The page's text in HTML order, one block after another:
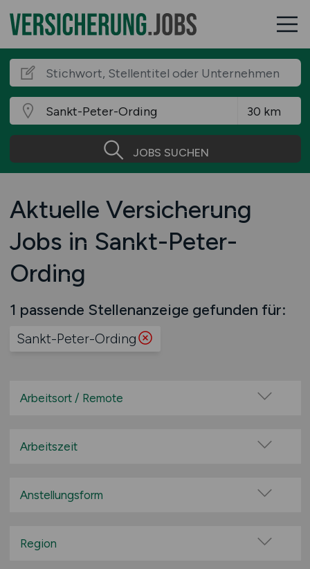
JOBS SUCHEN
Aktuelle Versicherung
Jobs in Sankt-Peter-
Ording
1 passende Stellenanzeige gefunden für:
Sankt-Peter-Ording
Arbeitsort / Remote
Home-Office möglich / Hybrid
Remote aus dem Ausland möglich
Arbeitszeit
Teilzeit
Anstellungsform
befristete Anstellung
Region